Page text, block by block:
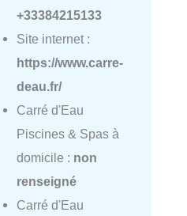
+33384215133
Site internet :
https://www.carre-
deau.fr/
Carré d'Eau
Piscines & Spas à
domicile : non
renseigné
Carré d'Eau